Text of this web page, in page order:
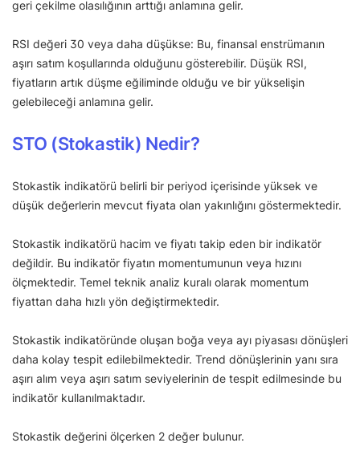
geri çekilme olasılığının arttığı anlamına gelir.
RSI değeri 30 veya daha düşükse: Bu, finansal enstrümanın
aşırı satım koşullarında olduğunu gösterebilir. Düşük RSI,
fiyatların artık düşme eğiliminde olduğu ve bir yükselişin
gelebileceği anlamına gelir.
STO (Stokastik) Nedir?
Stokastik indikatörü belirli bir periyod içerisinde yüksek ve
düşük değerlerin mevcut fiyata olan yakınlığını göstermektedir.
Stokastik indikatörü hacim ve fiyatı takip eden bir indikatör
değildir. Bu indikatör fiyatın momentumunun veya hızını
ölçmektedir. Temel teknik analiz kuralı olarak momentum
fiyattan daha hızlı yön değiştirmektedir.
Stokastik indikatöründe oluşan boğa veya ayı piyasası dönüşleri
daha kolay tespit edilebilmektedir. Trend dönüşlerinin yanı sıra
aşırı alım veya aşırı satım seviyelerinin de tespit edilmesinde bu
indikatör kullanılmaktadır.
Stokastik değerini ölçerken 2 değer bulunur.